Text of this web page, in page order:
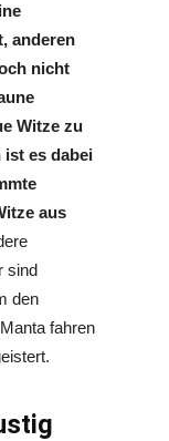
anderen
nicht
Witze zu
ist es dabei
aus
sind
den
fahren